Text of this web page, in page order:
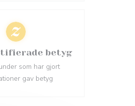
betyg
som har gjort
gav betyg